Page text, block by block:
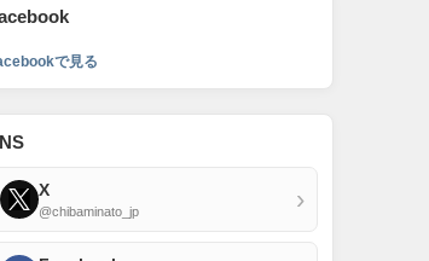
で見る
X
@chibaminato_jp ›